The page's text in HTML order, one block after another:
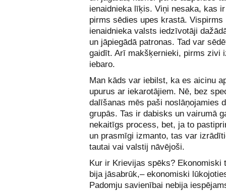
ienaidnieka līķis. Viņi nesaka, kas
pirms sēdies upes krastā. Vispirms
ienaidnieka valsts iedzīvotāji
un jāpiegādā patronas. Tad var
gaidīt. Arī makšķernieki, pirms zivi
iebaro.
Man kāds var iebilst, ka es aicinu
upurus ar iekarotājiem. Nē, bez
dalīšanas mēs paši noslāņojamies
grupās. Tas ir dabisks un vairumā
nekaitīgs process, bet, ja to
un prasmīgi izmanto, tas var
tautai vai valstij nāvējoši.
Kur ir Krievijas spēks? Ekonomiski
bija jāsabrūk,– ekonomiski
Padomju savienībai nebija